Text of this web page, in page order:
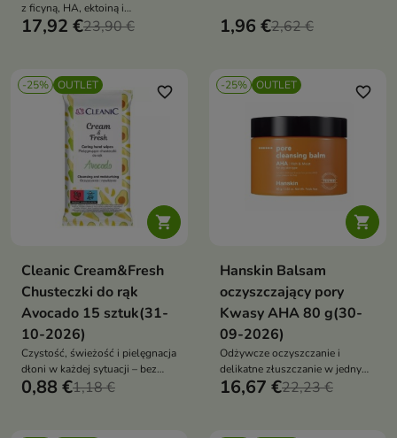
z ficyną, HA, ektoiną i
aminokwasami łagodnie
17,92 €23,90 € 1,96 €2,62 €
-25% OUTLET

favorite_border
Cleanic Cream&Fresh
Chusteczki do rąk
Avocado 15 sztuk(31-
10-2026)
Czystość, świeżość i pielęgnacja
dłoni w każdej sytuacji – bez
użycia wody
0,88 €1,18 €
-25% OUTLET

favorite_border
Hanskin Balsam
oczyszczający pory
Kwasy AHA 80 g(30-
09-2026)
Odżywcze oczyszczanie i
delikatne złuszczanie w jednym
– idealny dla skóry wrażliwej i
16,67 €22,23 €